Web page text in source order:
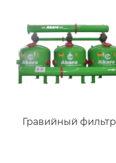
Гравийный фильтр